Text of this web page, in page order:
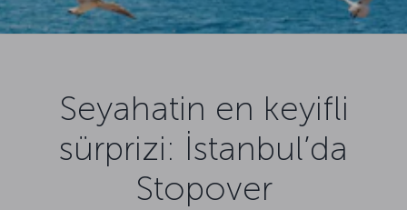
Seyahatin en keyifli
sürprizi: İstanbul’da
Stopover